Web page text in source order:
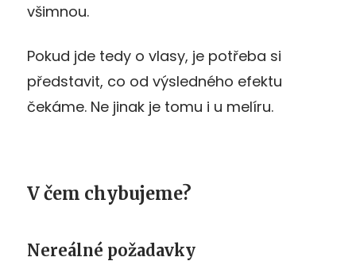
všimnou.
Pokud jde tedy o vlasy, je potřeba si
představit, co od výsledného efektu
čekáme. Ne jinak je tomu i u melíru.
V čem chybujeme?
Nereálné požadavky